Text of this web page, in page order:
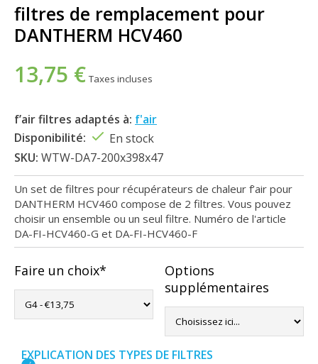
filtres de remplacement pour
DANTHERM HCV460
13,75 € Taxes incluses
f’air filtres adaptés à: f'air
Disponibilité:
En stock
SKU: WTW-DA7-200x398x47
Un set de filtres pour récupérateurs de chaleur f’air pour
DANTHERM HCV460 compose de 2 filtres. Vous pouvez
choisir un ensemble ou un seul filtre. Numéro de l'article
DA-FI-HCV460-G et DA-FI-HCV460-F
Faire un choix*
Options
supplémentaires
EXPLICATION DES TYPES DE FILTRES